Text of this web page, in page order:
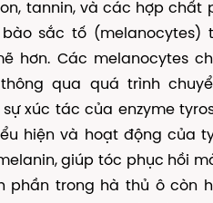
tannin, và các hợp chất
sắc tố (melanocytes)
hơn. Các melanocytes
qua quá trình
xúc tác của enzyme
hiện và hoạt động của
giúp tóc phục hồi
phần trong hà thủ ô còn